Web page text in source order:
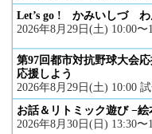
Let’s go ! かみいしづ わ
2026年8月29日(土) 10:00〜
第97回都市対抗野球大会
応援しよう
2026年8月29日(土) 10:00
お話＆リトミック遊び −
2026年8月30日(日) 13:30〜